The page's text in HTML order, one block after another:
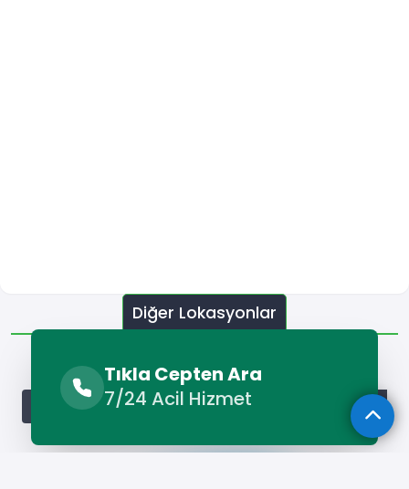
Tıkla Cepten Ara
7/24 Acil Hizmet
Diğer Lokasyonlar
Diğer Lokasyonlar
Adana Elektrikçi Adıyaman Elektrikçi Afyonkarahisar